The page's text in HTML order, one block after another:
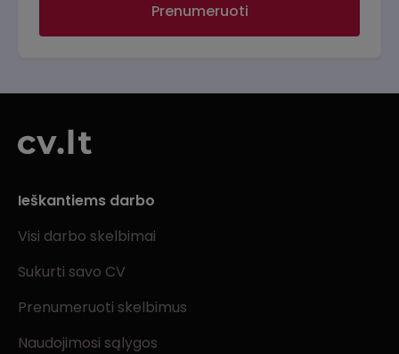
Prenumeruoti
Ieškantiems darbo
Visi darbo skelbimai
Sukurti savo CV
Prenumeruoti skelbimus
Naudojimosi sąlygos